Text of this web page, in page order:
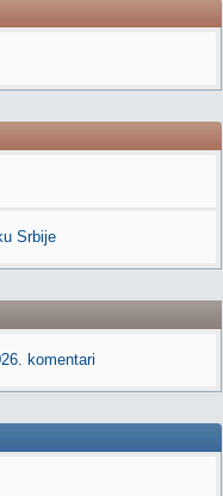
Srbije
komentari